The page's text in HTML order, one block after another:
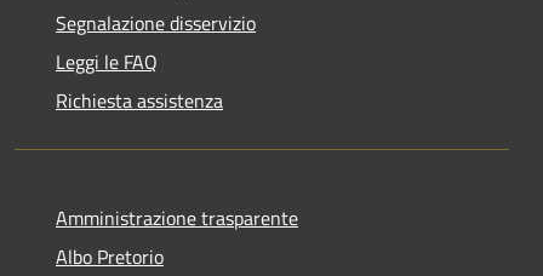
Segnalazione disservizio
Leggi le FAQ
Richiesta assistenza
Amministrazione trasparente
Albo Pretorio